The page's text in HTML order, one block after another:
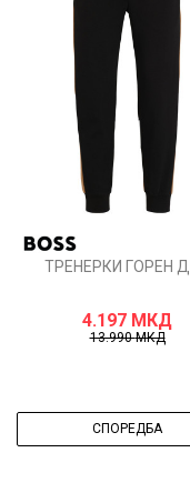
ТРЕНЕРКИ ГОРЕН
4.197 МКД
13.990МКД
СПОРЕДБА